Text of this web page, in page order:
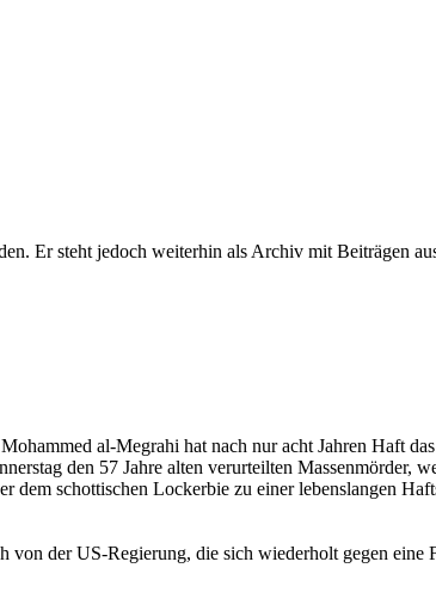
Er steht jedoch weiterhin als Archiv mit Beiträgen
al-Megrahi hat nach nur acht Jahren Haft
den 57 Jahre alten verurteilten Massenmörder,
schottischen Lockerbie zu einer lebenslangen
der US-Regierung, die sich wiederholt gegen eine